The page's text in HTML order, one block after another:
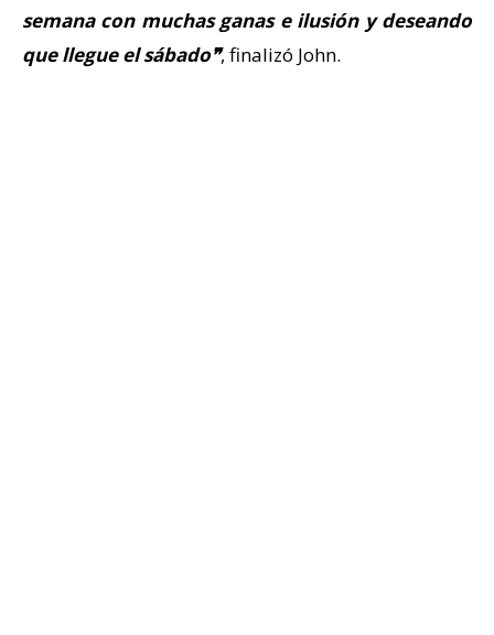
semana con muchas ganas e ilusión y deseando
que llegue el sábado❞, finalizó John.